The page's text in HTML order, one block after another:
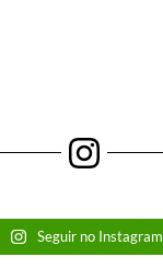
Seguir no Instagram